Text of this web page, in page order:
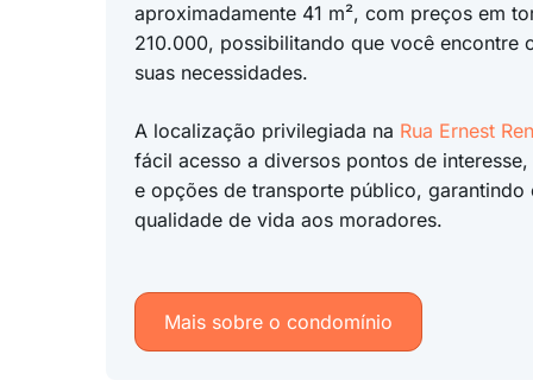
aproximadamente 41 m², com preços em
210.000, possibilitando que você encontre
suas necessidades.
A localização privilegiada na Rua Ernest
fácil acesso a diversos pontos de
e opções de transporte público, garantindo
qualidade de vida aos moradores.
Mais sobre o condomínio